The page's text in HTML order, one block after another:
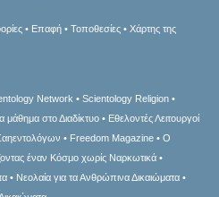
Επαφή Τοποθεσίες
Χάρτης της
Network
Scientology Religion
μάθημα στο Διαδίκτυο
Εθελοντές Λειτουργοί
Freedom Magazine
Ο
έναν Κόσμο χωρίς Ναρκωτικά
Νεολαία για τα Ανθρώπινα Δικαιώματα